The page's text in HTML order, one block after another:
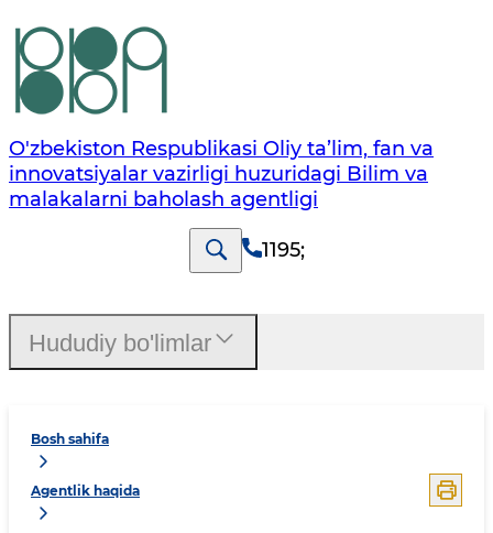
O'zbekiston Respublikasi Oliy ta’lim, fan va
innovatsiyalar vazirligi huzuridagi Bilim va
malakalarni baholash agentligi
1195;
Bosh sahifa
Agentlik haqida
Hududiy bo'limlar